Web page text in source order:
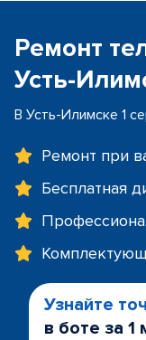
Ремонт
Усть-
В Усть-Илимске 1
Ремонт при
Бесплатная
Узнайте
в боте за 1